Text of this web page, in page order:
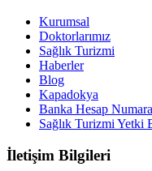
Kurumsal
Doktorlarımız
Sağlık Turizmi
Haberler
Blog
Kapadokya
Banka Hesap
Sağlık Turizmi Yetki
İletişim Bilgileri